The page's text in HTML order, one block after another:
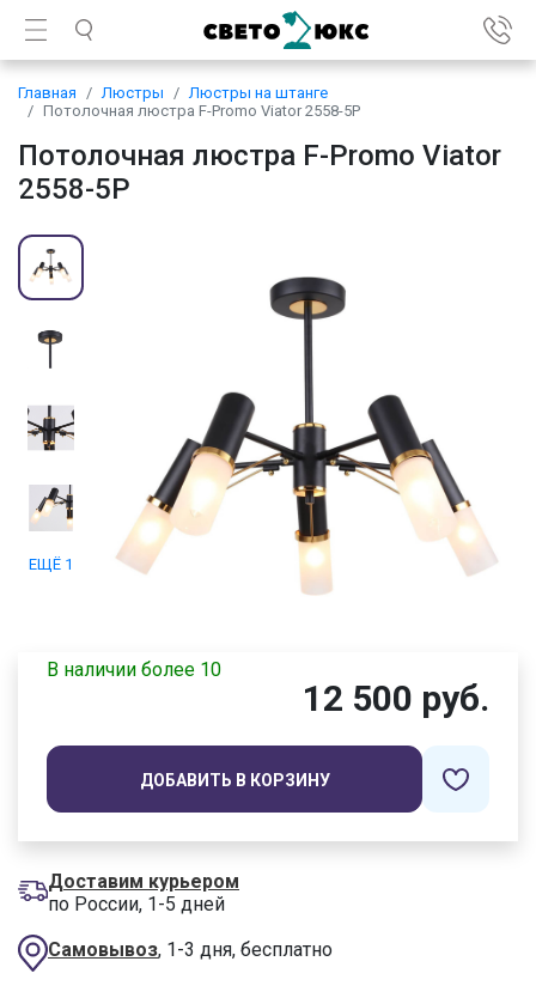
Главная Люстры
Люстры на штанге
Потолочная люстра F-Promo Viator 2558-5P
Потолочная люстра F-Promo Viator
2558-5P
ЕЩЁ 1
В наличии более 10
12 500 руб.
ДОБАВИТЬ В КОРЗИНУ
Доставим курьером
по России, 1-5 дней
Самовывоз, 1-3 дня, бесплатно